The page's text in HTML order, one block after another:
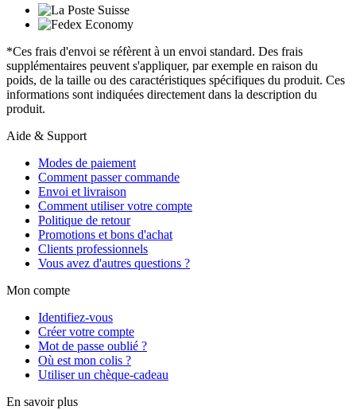
*Ces frais d'envoi se réfèrent à un envoi standard. Des frais
supplémentaires peuvent s'appliquer, par exemple en raison du
poids, de la taille ou des caractéristiques spécifiques du produit. Ces
informations sont indiquées directement dans la description du
produit.
Aide & Support
Modes de paiement
Comment passer commande
Envoi et livraison
Comment utiliser votre compte
Politique de retour
Promotions et bons d'achat
Clients professionnels
Vous avez d'autres questions ?
Mon compte
Identifiez-vous
Créer votre compte
Mot de passe oublié ?
Où est mon colis ?
Utiliser un chèque-cadeau
En savoir plus